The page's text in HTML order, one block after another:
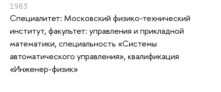
1983
Специалитет: Московский физико-технический
институт, факультет: управления и прикладной
математики, специальность «Системы
автоматического управления», квалификация
«Инженер-физик»